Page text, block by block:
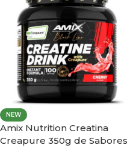
NEW
Amix Nutrition Creatina
Creapure 350g de Sabores